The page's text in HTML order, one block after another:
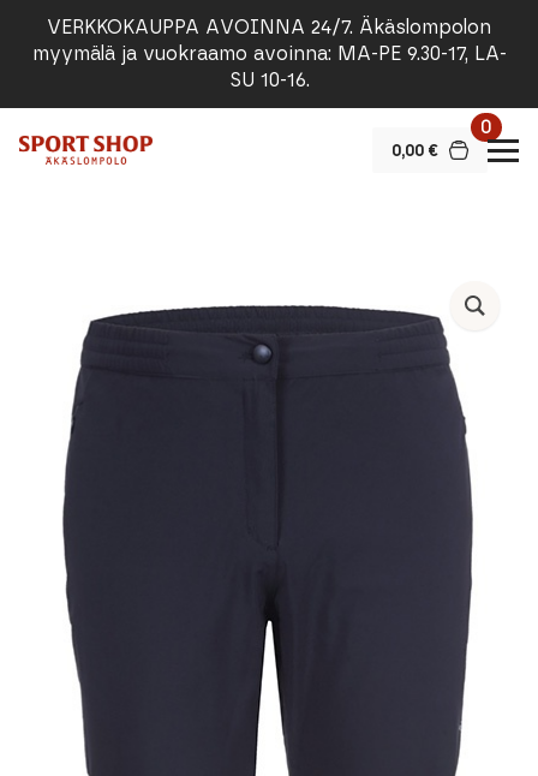
VERKKOKAUPPA AVOINNA 24/7. Äkäslompolon
myymälä ja vuokraamo avoinna: MA-PE 9.30-17, LA-
SU 10-16.
0,00 €
0